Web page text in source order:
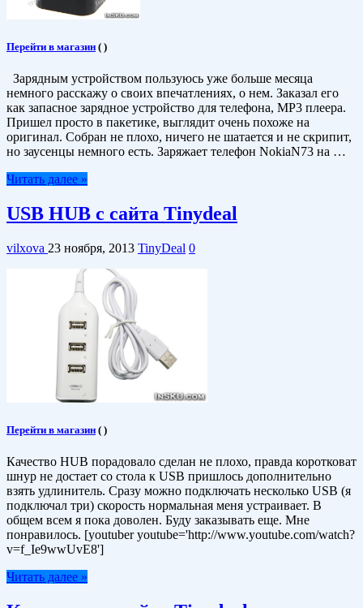
Перейти в магазин ( )
Зарядным устройством пользуюсь уже больше месяца
немного расскажу о своих впечатлениях, о нем. Заказал его
как запасное зарядное устройство для телефона, МР3 плеера.
Пришел просто в пакетике, выглядит очень похоже на
оригинал. Собран не плохо, ничего не шатается и не скрипит,
но заусенцы немного есть. Заряжает телефон NokiaN73 на …
Читать далее »
USB HUB c cайта Tinydeal
vilxova 23 ноября, 2013 TinyDeal 0
Перейти в магазин ( )
Качество HUB порадовало сделан не плохо, правда коротковат
шнур не достает со стола к USB пришлось дополнительно
взять удлинитель. Сразу можно подключать несколько USB (я
подключал три) скорость нормальная меня устраивает. В
общем всем я пока доволен. Буду заказывать еще. Мне
понравилось. [youtuber youtube='http://www.youtube.com/watch?
v=f_Ie9wwUvE8']
Читать далее »